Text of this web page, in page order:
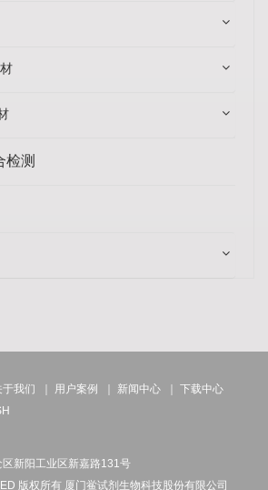
检测
于我们 ｜ 用户案例 ｜ 新闻中心 ｜ 下载中心
新阳工业区新嘉路131号
版权所有 厦门鲎试剂生物科技股份有限公司